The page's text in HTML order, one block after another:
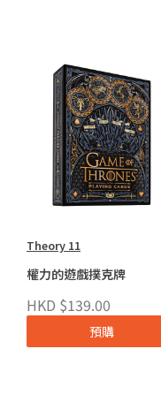
Theory 11
權力的遊戲撲克牌
HKD $139.00
預購